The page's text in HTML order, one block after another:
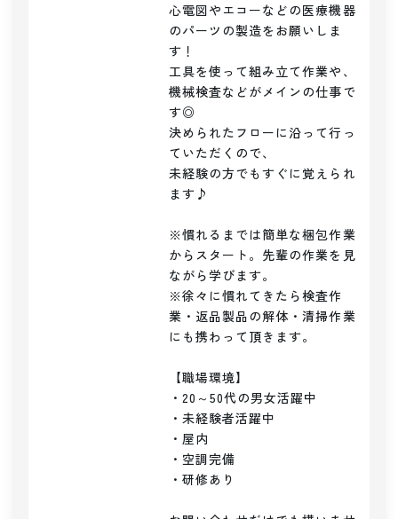
心電図やエコーなどの医療機器
のパーツの製造をお願いしま
す！
工具を使って組み立て作業や、
機械検査などがメインの仕事で
す◎
決められたフローに沿って行っ
ていただくので、
未経験の方でもすぐに覚えられ
ます♪
※慣れるまでは簡単な梱包作業
からスタート。先輩の作業を見
ながら学びます。
※徐々に慣れてきたら検査作
業・返品製品の解体・清掃作業
にも携わって頂きます。
【職場環境】
・20～50代の男女活躍中
・未経験者活躍中
・屋内
・空調完備
・研修あり